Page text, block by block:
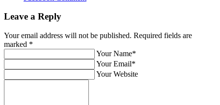
Leave a Reply
Your email address will not be published. Required fields are
marked *
Your Name*
Your Email*
Your Website